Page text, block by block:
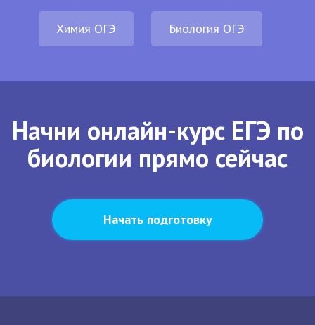
Химия ОГЭ Биология ОГЭ
Начни онлайн-курс ЕГЭ по
биологии прямо сейчас
Начать подготовку